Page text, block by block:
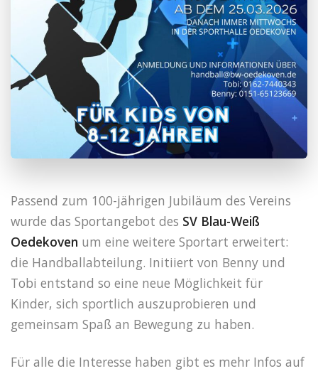
Passend zum 100-jährigen Jubiläum des Vereins
wurde das Sportangebot des SV Blau-Weiß
Oedekoven um eine weitere Sportart erweitert:
die Handballabteilung. Initiiert von Benny und
Tobi entstand so eine neue Möglichkeit für
Kinder, sich sportlich auszuprobieren und
gemeinsam Spaß an Bewegung zu haben.
Für alle die Interesse haben gibt es mehr Infos auf